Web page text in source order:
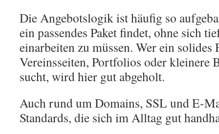
Die Angebotslogik ist häufig so
ein passendes Paket findet, ohne sich
einarbeiten zu müssen. Wer ein solides
Vereinsseiten, Portfolios oder kleinere
sucht, wird hier gut abgeholt.
Auch rund um Domains, SSL und E-
Standards, die sich im Alltag gut